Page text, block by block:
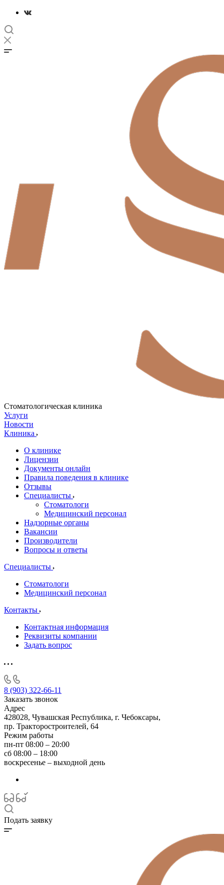
Стоматологическая клиника
Услуги
Новости
Клиника
О клинике
Лицензии
Документы онлайн
Правила поведения в клинике
Отзывы
Специалисты
Стоматологи
Медицинский персонал
Надзорные органы
Вакансии
Производители
Вопросы и ответы
Специалисты
Стоматологи
Медицинский персонал
Контакты
Контактная информация
Реквизиты компании
Задать вопрос
8 (903) 322-66-11
Заказать звонок
Адрес
428028, Чувашская Республика, г. Чебоксары,
пр. Тракторостроителей, 64
Режим работы
пн-пт 08:00 – 20:00
сб 08:00 – 18:00
воскресенье – выходной день
Подать заявку